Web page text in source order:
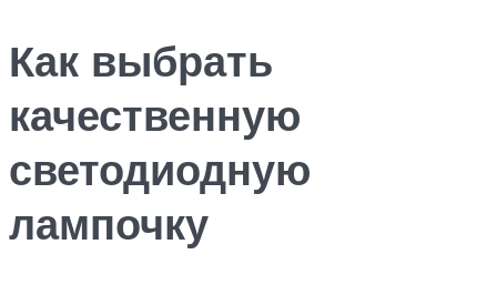
Как выбрать
качественную
светодиодную
лампочку